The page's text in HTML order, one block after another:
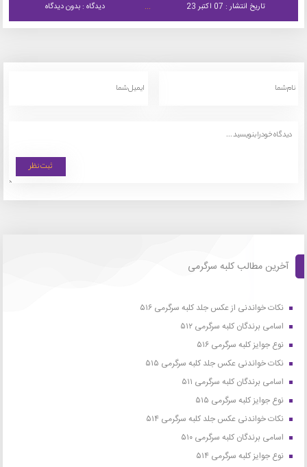
تاریخ انتشار : 07 اکتبر 23 دیدگاه : بدون دیدگاه
آخرین مطالب کلبه سرگرمی
نکات خواندنی از عکس جلد کلبه سرگرمی ۵۱۶
اسامی برندگان کلبه سرگرمی ۵۱۲
نوع جوایز کلبه سرگرمی ۵۱۶
نکات خواندنی عکس جلد کلبه سرگرمی ۵۱۵
اسامی برندگان کلبه سرگرمی ۵۱۱
نوع جوایز کلبه سرگرمی ۵۱۵
نکات خواندنی عکس جلد کلبه سرگرمی ۵۱۴
اسامی برندگان کلبه سرگرمی ۵۱۰
نوع جوایز کلبه سرگرمی ۵۱۴